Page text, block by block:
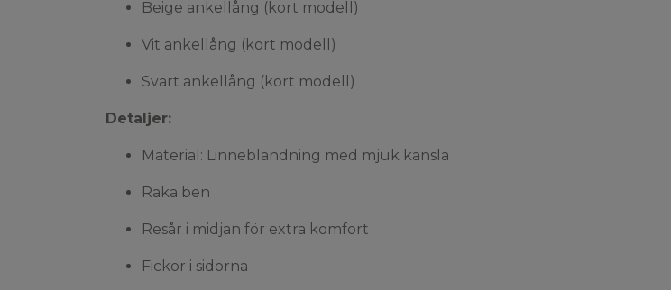
Beige ankellång (kort modell)
Vit ankellång (kort modell)
Svart ankellång (kort modell)
Detaljer:
Material: Linneblandning med mjuk känsla
Raka ben
Resår i midjan för extra komfort
Fickor i sidorna